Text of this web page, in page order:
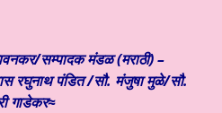
सम्पादक मंडळ (मराठी) –
रघुनाथ पंडित /सौ. मंजुषा मुळे/सौ.
गाडेकर≈